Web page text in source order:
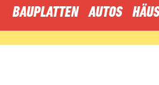
BAUPLATTEN AUTOS